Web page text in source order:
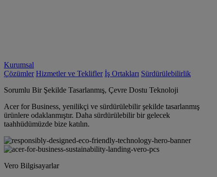
Kurumsal
Çözümler Hizmetler ve Teklifler İş Ortakları Sürdürülebilirlik
Sorumlu Bir Şekilde Tasarlanmış, Çevre Dostu Teknoloji
Acer for Business, yenilikçi ve sürdürülebilir şekilde tasarlanmış
ürünlere odaklanmıştır. Daha sürdürülebilir bir gelecek
taahhüdümüzde bize katılın.
Vero Bilgisayarlar